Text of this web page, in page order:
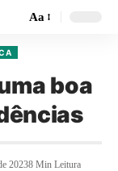
Aa
boa
20238 Min Leitura